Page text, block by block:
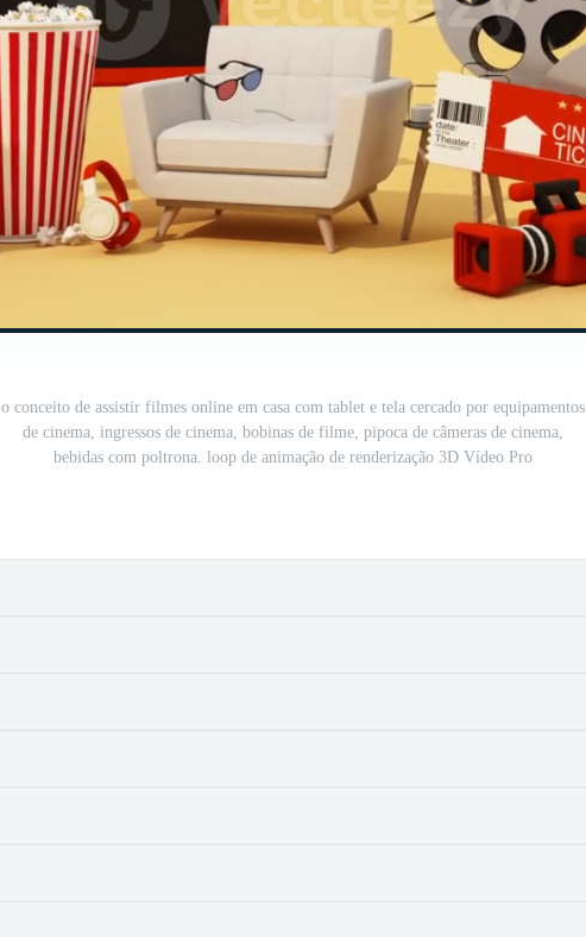
o conceito de assistir filmes online em casa com tablet e tela cercado por equipamentos
de cinema, ingressos de cinema, bobinas de filme, pipoca de câmeras de cinema,
bebidas com poltrona. loop de animação de renderização 3D Vídeo Pro